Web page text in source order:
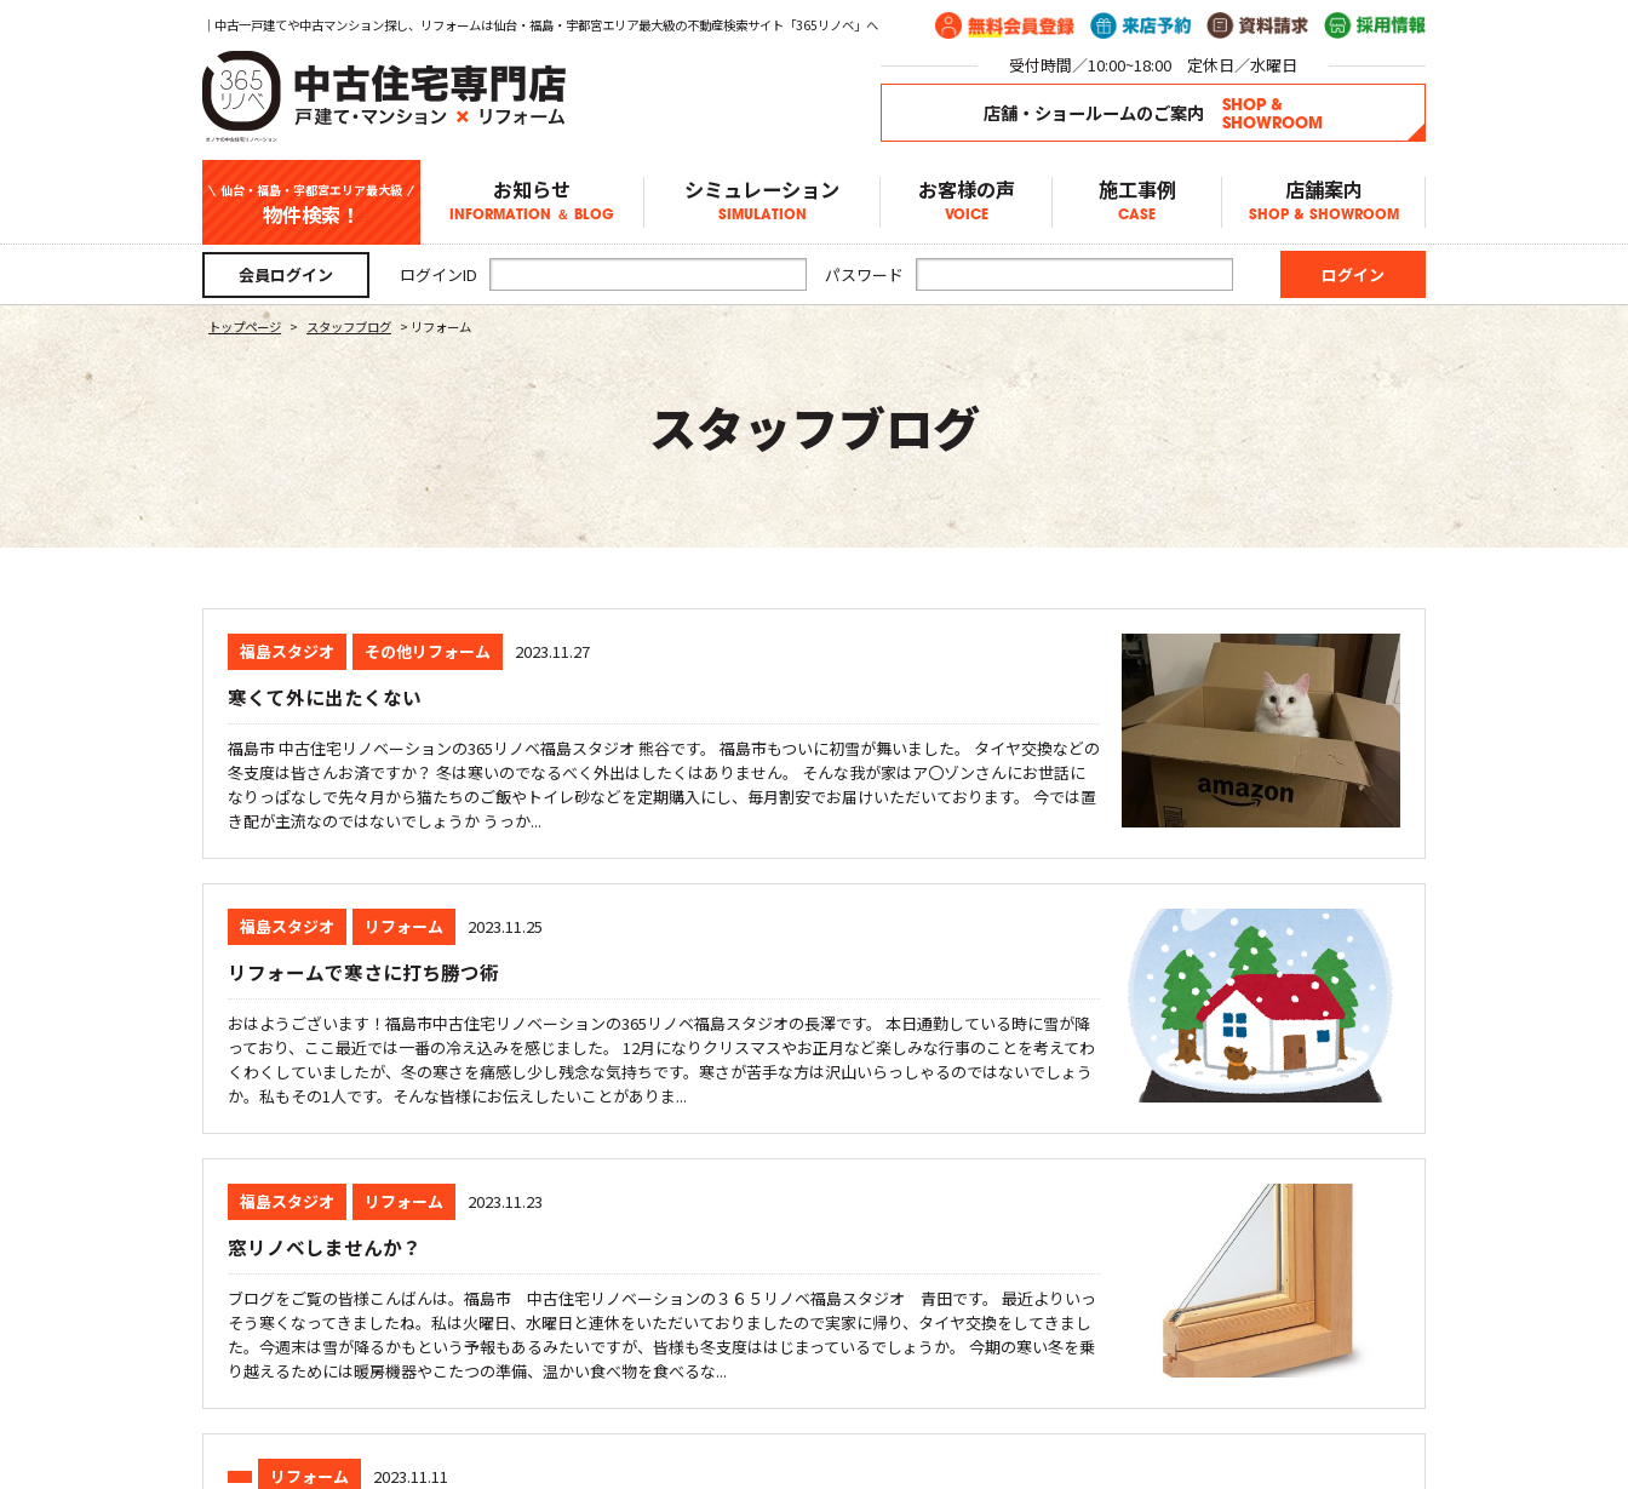
｜中古一戸建てや中古マンション探し、リフォームは仙台・福島・宇都宮エリア最大級の不動産検索サイト「365リノベ」へ
受付時間／10:00~18:00 定休日／水曜日
店舗・ショールームのご案内
SHOP &
SHOWROOM
仙台・福島・宇都宮エリア最大級
物件検索！
中古一戸建て
マンション
新築一戸建て
土地
事業用
お知らせ
INFORMATION ＆ BLOG
お知らせ
仙台エリア物件情報
福島エリア物件情報
宇都宮エリア物件情報
スタッフブログ
シミュレーション
SIMULATION
お客様の声
VOICE
施工事例
CASE
店舗案内
SHOP & SHOWROOM
会員ログイン ログインID パスワード
トップページ > スタッフブログ > リフォーム
スタッフブログ
福島スタジオ その他リフォーム 2023.11.27
寒くて外に出たくない
福島市 中古住宅リノベーションの365リノベ福島スタジオ 熊谷です。 福島市もついに初雪が舞いました。 タイヤ交換などの
冬支度は皆さんお済ですか？ 冬は寒いのでなるべく外出はしたくはありません。 そんな我が家はア〇ゾンさんにお世話に
なりっぱなしで先々月から猫たちのご飯やトイレ砂などを定期購入にし、毎月割安でお届けいただいております。 今では置
き配が主流なのではないでしょうか うっか...
福島スタジオ リフォーム 2023.11.25
リフォームで寒さに打ち勝つ術
おはようございます！福島市中古住宅リノベーションの365リノベ福島スタジオの長澤です。 本日通勤している時に雪が降
っており、ここ最近では一番の冷え込みを感じました。 12月になりクリスマスやお正月など楽しみな行事のことを考えてわ
くわくしていましたが、冬の寒さを痛感し少し残念な気持ちです。寒さが苦手な方は沢山いらっしゃるのではないでしょう
か。私もその1人です。そんな皆様にお伝えしたいことがありま...
福島スタジオ リフォーム 2023.11.23
窓リノベしませんか？
ブログをご覧の皆様こんばんは。福島市 中古住宅リノベーションの３６５リノベ福島スタジオ 青田です。 最近よりいっ
そう寒くなってきましたね。私は火曜日、水曜日と連休をいただいておりましたので実家に帰り、タイヤ交換をしてきまし
た。今週末は雪が降るかもという予報もあるみたいですが、皆様も冬支度ははじまっているでしょうか。 今期の寒い冬を乗
り越えるためには暖房機器やこたつの準備、温かい食べ物を食べるな...
リフォーム 2023.11.11